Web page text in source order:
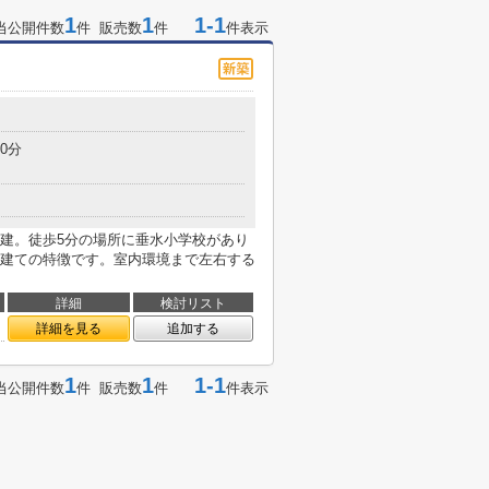
公開件数1件 販売数1件 1-1件表示
分
徒歩5分の場所に垂水小学校があり
ての特徴です。室内環境まで左右する
詳細
検討リスト
詳細を見る
追加する
公開件数1件 販売数1件 1-1件表示